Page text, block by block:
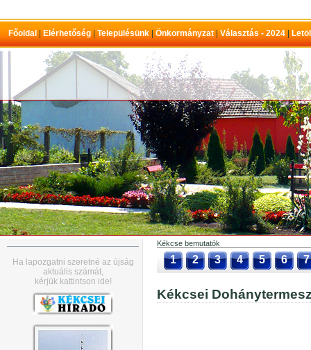
Főoldal Elérhetőség Településünk Önkormányzat Választás - 2024
Ha lapozgatni szeretné az újság
aktuális számát,
kérjük kattintson ide!
Kékcse bemutatók
1 2 3 4 5 6 7
Kékcsei